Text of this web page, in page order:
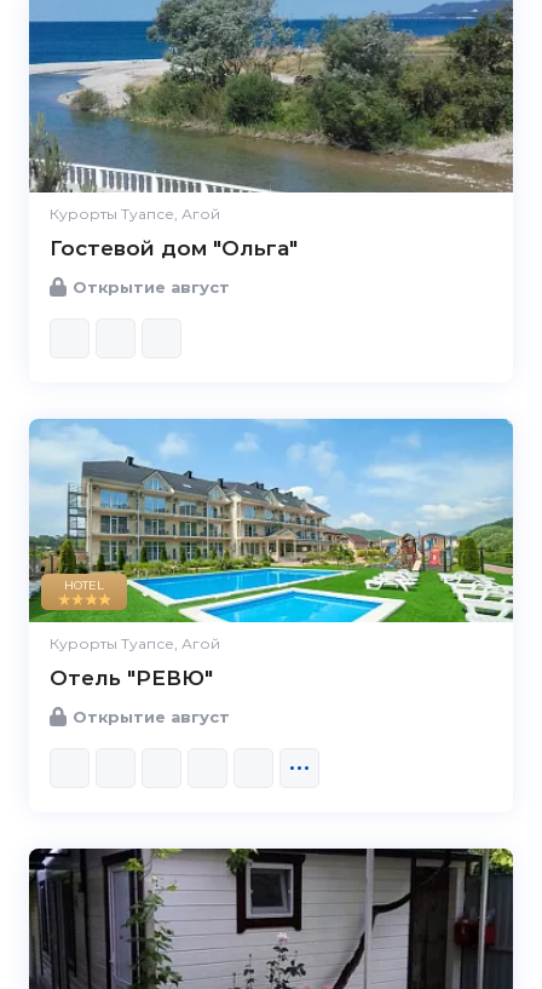
Курорты Туапсе, Агой
Гостевой дом "Ольга"
Открытие август
HOTEL
Курорты Туапсе, Агой
Отель "РЕВЮ"
Открытие август